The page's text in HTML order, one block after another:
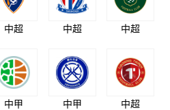
中超 中超 中超
中甲 中甲 中超